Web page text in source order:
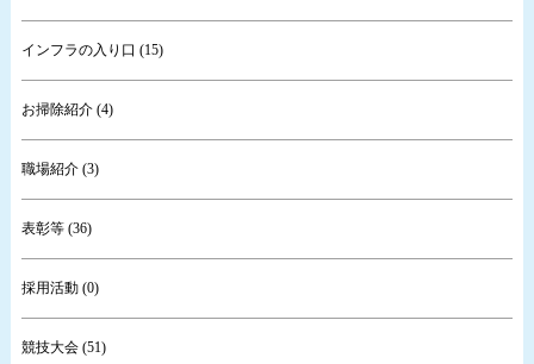
インフラの入り口 (15)
お掃除紹介 (4)
職場紹介 (3)
表彰等 (36)
採用活動 (0)
競技大会 (51)